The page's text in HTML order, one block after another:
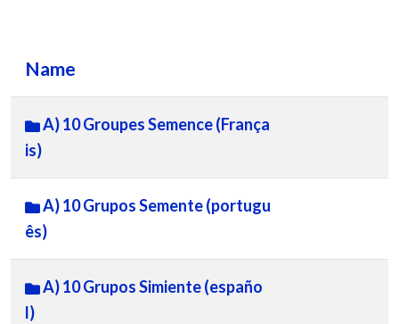
Name
A) 10 Groupes Semence (França
is)
A) 10 Grupos Semente (portugu
ês)
A) 10 Grupos Simiente (españo
l)